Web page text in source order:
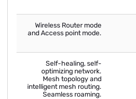
Wireless Router mode
and Access point mode.
Self-healing, self-
optimizing network.
Mesh topology and
intelligent mesh routing.
Seamless roaming.